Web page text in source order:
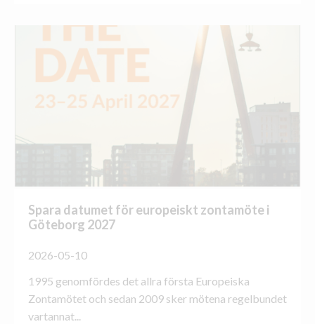
Spara datumet för europeiskt zontamöte i
Göteborg 2027
2026-05-10
1995 genomfördes det allra första Europeiska
Zontamötet och sedan 2009 sker mötena regelbundet
vartannat...